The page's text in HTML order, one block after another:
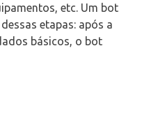
etc. Um bot
etapas: após a
básicos, o bot